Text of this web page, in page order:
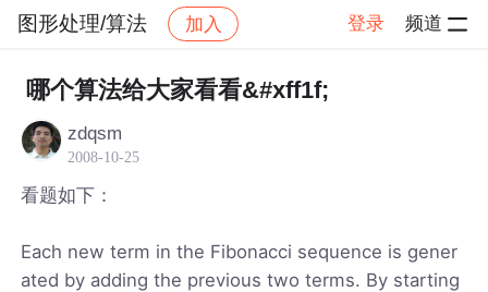
图形处理/算法 加入 登录 频道
社区 图形处理/算法 帖子详情
哪个算法给大家看看&#xff1f;
zdqsm
2008-10-25
看题如下：
Each new term in the Fibonacci sequence is gener
ated by adding the previous two terms. By starting